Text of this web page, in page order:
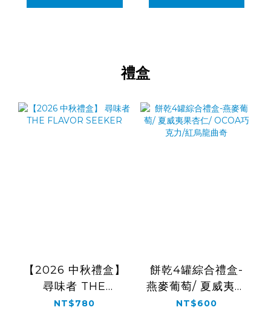
禮盒
【2026 中秋禮盒】
尋味者 THE
FLAVOR SEEKER
NT$780
餅乾4罐綜合禮盒-
燕麥葡萄/ 夏威夷果
杏仁/ OCOA巧克
NT$600